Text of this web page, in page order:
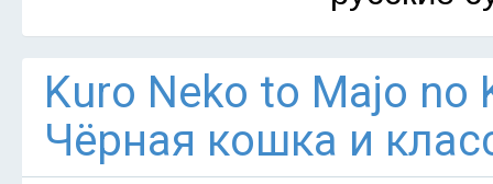
Kuro Neko to Majo no
Чёрная кошка и